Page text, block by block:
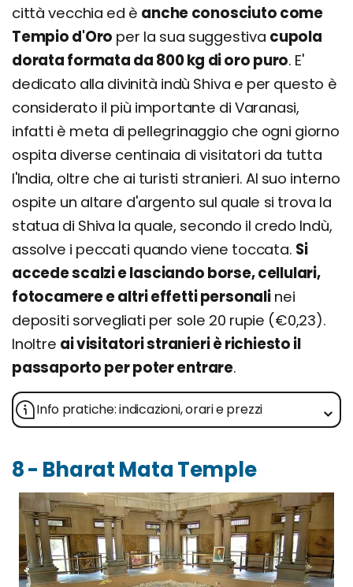
città vecchia ed è anche conosciuto come
Tempio d'Oro per la sua suggestiva cupola
dorata formata da 800 kg di oro puro. E'
dedicato alla divinità indù Shiva e per questo è
considerato il più importante di Varanasi,
infatti è meta di pellegrinaggio che ogni giorno
ospita diverse centinaia di visitatori da tutta
l'India, oltre che ai turisti stranieri. Al suo interno
ospite un altare d'argento sul quale si trova la
statua di Shiva la quale, secondo il credo Indù,
assolve i peccati quando viene toccata. Si
accede scalzi e lasciando borse, cellulari,
fotocamere e altri effetti personalinei
depositi sorvegliati per sole 20 rupie (€0,23).
Inoltre ai visitatori stranieri è richiesto il
passaporto per poter entrare.
Info pratiche: indicazioni, orari e prezzi
8 - Bharat Mata Temple